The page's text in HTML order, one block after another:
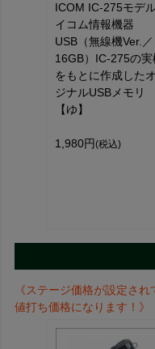
ICOM IC-275モデ
イコム情報機器
USB（無線機Ver.／
16GB）IC-275の実
をもとに作成した
ジナルUSBメモリ
【ゆ】
1,980円 (税込)
《ステージ価格が設定さ
値打ち価格になります！》